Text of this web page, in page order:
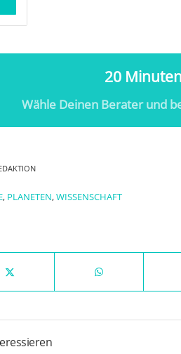
20
Wähle Deinen Berater und
, PLANETEN,WISSENSCHAFT